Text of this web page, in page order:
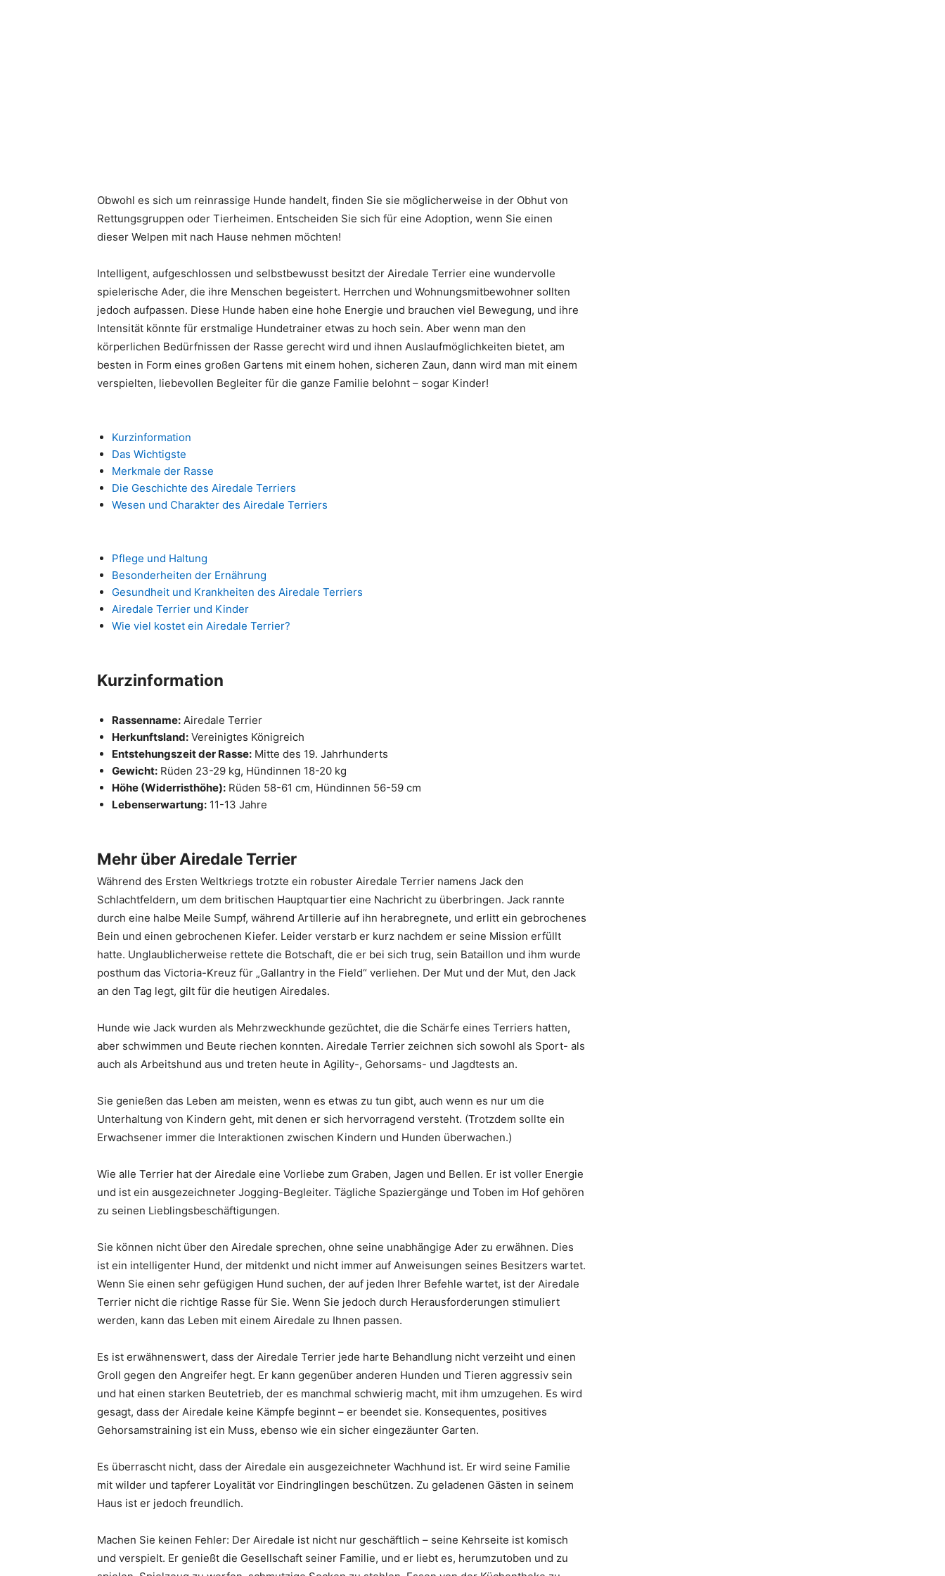
Obwohl es sich um reinrassige Hunde handelt, finden Sie sie möglicherweise in der Obhut von
Rettungsgruppen oder Tierheimen. Entscheiden Sie sich für eine Adoption, wenn Sie einen
dieser Welpen mit nach Hause nehmen möchten!
Intelligent, aufgeschlossen und selbstbewusst besitzt der Airedale Terrier eine wundervolle
spielerische Ader, die ihre Menschen begeistert. Herrchen und Wohnungsmitbewohner sollten
jedoch aufpassen. Diese Hunde haben eine hohe Energie und brauchen viel Bewegung, und ihre
Intensität könnte für erstmalige Hundetrainer etwas zu hoch sein. Aber wenn man den
körperlichen Bedürfnissen der Rasse gerecht wird und ihnen Auslaufmöglichkeiten bietet, am
besten in Form eines großen Gartens mit einem hohen, sicheren Zaun, dann wird man mit einem
verspielten, liebevollen Begleiter für die ganze Familie belohnt – sogar Kinder!
Kurzinformation
Das Wichtigste
Merkmale der Rasse
Die Geschichte des Airedale Terriers
Wesen und Charakter des Airedale Terriers
Pflege und Haltung
Besonderheiten der Ernährung
Gesundheit und Krankheiten des Airedale Terriers
Airedale Terrier und Kinder
Wie viel kostet ein Airedale Terrier?
Kurzinformation
Rassenname: Airedale Terrier
Herkunftsland: Vereinigtes Königreich
Entstehungszeit der Rasse: Mitte des 19. Jahrhunderts
Gewicht: Rüden 23-29 kg, Hündinnen 18-20 kg
Höhe (Widerristhöhe): Rüden 58-61 cm, Hündinnen 56-59 cm
Lebenserwartung: 11-13 Jahre
Mehr über Airedale Terrier
Während des Ersten Weltkriegs trotzte ein robuster Airedale Terrier namens Jack den
Schlachtfeldern, um dem britischen Hauptquartier eine Nachricht zu überbringen. Jack rannte
durch eine halbe Meile Sumpf, während Artillerie auf ihn herabregnete, und erlitt ein gebrochenes
Bein und einen gebrochenen Kiefer. Leider verstarb er kurz nachdem er seine Mission erfüllt
hatte. Unglaublicherweise rettete die Botschaft, die er bei sich trug, sein Bataillon und ihm wurde
posthum das Victoria-Kreuz für „Gallantry in the Field“ verliehen. Der Mut und der Mut, den Jack
an den Tag legt, gilt für die heutigen Airedales.
Hunde wie Jack wurden als Mehrzweckhunde gezüchtet, die die Schärfe eines Terriers hatten,
aber schwimmen und Beute riechen konnten. Airedale Terrier zeichnen sich sowohl als Sport- als
auch als Arbeitshund aus und treten heute in Agility-, Gehorsams- und Jagdtests an.
Sie genießen das Leben am meisten, wenn es etwas zu tun gibt, auch wenn es nur um die
Unterhaltung von Kindern geht, mit denen er sich hervorragend versteht. (Trotzdem sollte ein
Erwachsener immer die Interaktionen zwischen Kindern und Hunden überwachen.)
Wie alle Terrier hat der Airedale eine Vorliebe zum Graben, Jagen und Bellen. Er ist voller Energie
und ist ein ausgezeichneter Jogging-Begleiter. Tägliche Spaziergänge und Toben im Hof ​​gehören
zu seinen Lieblingsbeschäftigungen.
Sie können nicht über den Airedale sprechen, ohne seine unabhängige Ader zu erwähnen. Dies
ist ein intelligenter Hund, der mitdenkt und nicht immer auf Anweisungen seines Besitzers wartet.
Wenn Sie einen sehr gefügigen Hund suchen, der auf jeden Ihrer Befehle wartet, ist der Airedale
Terrier nicht die richtige Rasse für Sie. Wenn Sie jedoch durch Herausforderungen stimuliert
werden, kann das Leben mit einem Airedale zu Ihnen passen.
Es ist erwähnenswert, dass der Airedale Terrier jede harte Behandlung nicht verzeiht und einen
Groll gegen den Angreifer hegt. Er kann gegenüber anderen Hunden und Tieren aggressiv sein
und hat einen starken Beutetrieb, der es manchmal schwierig macht, mit ihm umzugehen. Es wird
gesagt, dass der Airedale keine Kämpfe beginnt – er beendet sie. Konsequentes, positives
Gehorsamstraining ist ein Muss, ebenso wie ein sicher eingezäunter Garten.
Es überrascht nicht, dass der Airedale ein ausgezeichneter Wachhund ist. Er wird seine Familie
mit wilder und tapferer Loyalität vor Eindringlingen beschützen. Zu geladenen Gästen in seinem
Haus ist er jedoch freundlich.
Machen Sie keinen Fehler: Der Airedale ist nicht nur geschäftlich – seine Kehrseite ist komisch
und verspielt. Er genießt die Gesellschaft seiner Familie, und er liebt es, herumzutoben und zu